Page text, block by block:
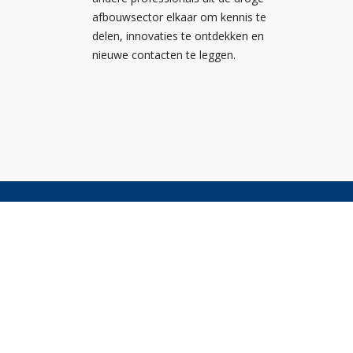
afbouwsector elkaar om kennis te
delen, innovaties te ontdekken en
nieuwe contacten te leggen.